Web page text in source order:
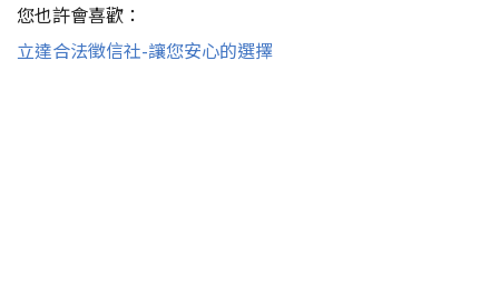
您也許會喜歡：
立達合法徵信社-讓您安心的選擇